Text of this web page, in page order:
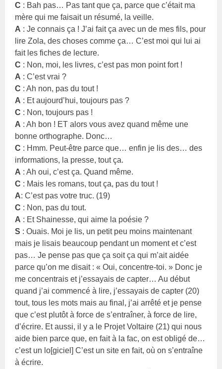
C : Bah pas… Pas tant que ça, parce que c’était ma
mère qui me faisait un résumé, la veille.
A : Je connais ça ! J’ai fait ça avec un de mes fils, pour
lire Zola, des choses comme ça… C’est moi qui lui ai
fait les fiches de lecture.
C : Non, moi, les livres, c’est pas mon point fort !
A : C’est vrai ?
C : Ah non, pas du tout !
A : Et aujourd’hui, toujours pas ?
C : Non, toujours pas !
A : Ah bon ! ET alors vous avez quand même une
bonne orthographe. Donc…
C : Hmm. Peut-être parce que… enfin je lis des… des
informations, la presse, tout ça.
A : Ah oui, c’est ça. Quand même.
C : Mais les romans, tout ça, pas du tout !
A: C’est pas votre truc. (19)
C : Non, pas du tout.
A : Et Shainesse, qui aime la poésie ?
S : Ouais. Moi je lis, un petit peu moins maintenant
mais je lisais beaucoup pendant un moment et c’est
pas… Je pense pas que ça soit ça qui m’ait aidée
parce qu’on me disait : « Oui, concentre-toi. » Donc je
me concentrais et j’essayais de capter… Au début
quand j’ai commencé à lire, j’essayais de capter (20)
tout, tous les mots mais au final, j’ai arrêté et je pense
que c’est plutôt à force de s’entraîner, à force de lire,
d’écrire. Et aussi, il y a le Projet Voltaire (21) qui nous
aide bien parce que, en fait à la fac, on est obligé de…
c’est un lo[giciel] C’est un site en fait, où on s’entraîne
à écrire.